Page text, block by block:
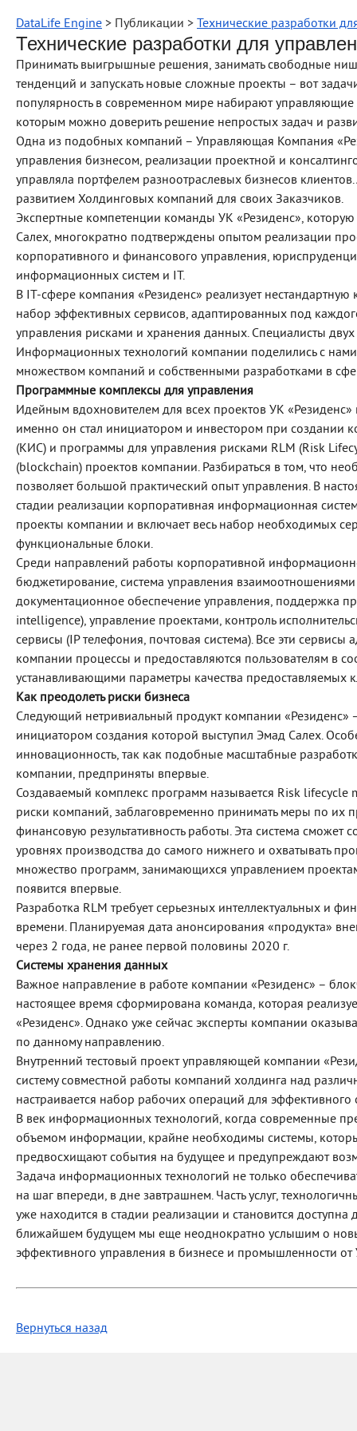
DataLife Engine > Публикации > Технические разработки
Технические разработки для
Принимать выигрышные решения, занимать свободные
тенденций и запускать новые сложные проекты – вот
популярность в современном мире набирают
которым можно доверить решение непростых задач и
Одна из подобных компаний – Управляющая Компания
управления бизнесом, реализации проектной и
управляла портфелем разноотраслевых бизнесов
развитием Холдинговых компаний для своих Заказчиков.
Экспертные компетенции команды УК «Резиденс», которую
Салех, многократно подтверждены опытом реализации
корпоративного и финансового управления,
информационных систем и IT.
В IT-сфере компания «Резиденс» реализует
набор эффективных сервисов, адаптированных под
управления рисками и хранения данных. Специалисты
Информационных технологий компании поделились с
множеством компаний и собственными разработками в
Программные комплексы для управления
Идейным вдохновителем для всех проектов УК
именно он стал инициатором и инвестором при создании
(КИС) и программы для управления рисками RLM (Risk
(blockchain) проектов компании. Разбираться в том, что
позволяет большой практический опыт управления. В
стадии реализации корпоративная информационная
проекты компании и включает весь набор необходимых
функциональные блоки.
Среди направлений работы корпоративной
бюджетирование, система управления
документационное обеспечение управления, поддержка
intelligence), управление проектами, контроль
сервисы (IP телефония, почтовая система). Все эти
компании процессы и предоставляются пользователям в
устанавливающими параметры качества предоставляемых
Как преодолеть риски бизнеса
Следующий нетривиальный продукт компании «Резиденс»
инициатором создания которой выступил Эмад Салех.
инновационность, так как подобные масштабные
компании, предприняты впервые.
Создаваемый комплекс программ называется Risk lifecycle
риски компаний, заблаговременно принимать меры по их
финансовую результативность работы. Эта система
уровнях производства до самого нижнего и охватывать
множество программ, занимающихся управлением
появится впервые.
Разработка RLM требует серьезных интеллектуальных и
времени. Планируемая дата анонсирования «продукта»
через 2 года, не ранее первой половины 2020 г.
Системы хранения данных
Важное направление в работе компании «Резиденс» –
настоящее время сформирована команда, которая
«Резиденс». Однако уже сейчас эксперты компании
по данному направлению.
Внутренний тестовый проект управляющей компании
систему совместной работы компаний холдинга над
настраивается набор рабочих операций для
В век информационных технологий, когда современные
объемом информации, крайне необходимы системы,
предвосхищают события на будущее и предупреждают
Задача информационных технологий не только
на шаг впереди, в дне завтрашнем. Часть услуг,
уже находится в стадии реализации и становится
ближайшем будущем мы еще неоднократно услышим о
эффективного управления в бизнесе и промышленности
Вернуться назад